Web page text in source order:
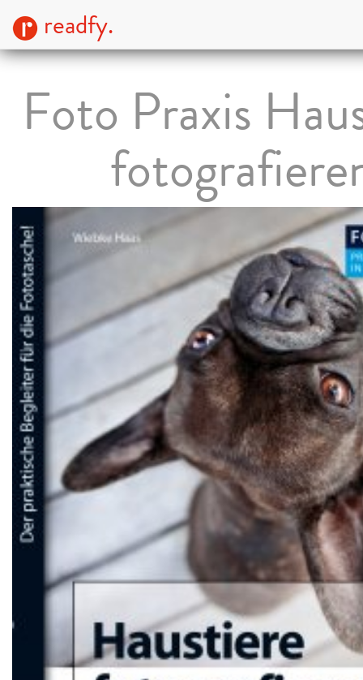
readfy.
Foto Praxis